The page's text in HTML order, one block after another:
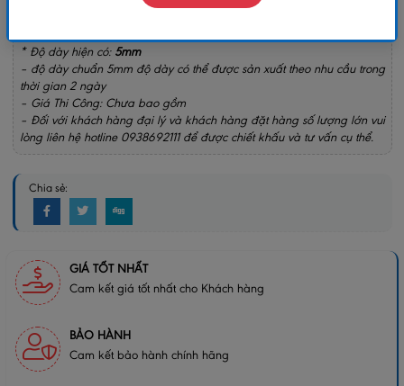
* Độ dày hiện có: 5mm
– độ dày chuẩn 5mm độ dày có thể được sản xuất theo nhu cầu trong
thời gian 2 ngày
– Giá Thi Công: Chưa bao gồm
– Đối với khách hàng đại lý và khách hàng đặt hàng số lượng lớn vui
lòng liên hệ hotline 0938692111 để được chiết khấu và tư vấn cụ thể.
Chia sẻ:
GIÁ TỐT NHẤT
Cam kết giá tốt nhất cho Khách hàng
BẢO HÀNH
Cam kết bảo hành chính hãng